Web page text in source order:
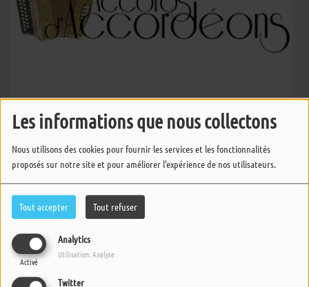
Les informations que nous collectons
Nous utilisons des cookies pour fournir les services et les fonctionnalités
proposés sur notre site et pour améliorer l'expérience de nos utilisateurs.
Tout accepter Tout refuser
Analytics
Activé
Utilisation: Analyse
Twitter
Accords d'Accordéons
Accords d'Accordéons
Accords d'Accordéons